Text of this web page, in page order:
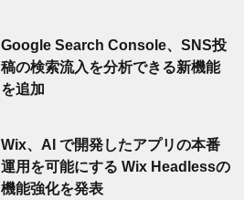
Google Search Console、SNS投
稿の検索流入を分析できる新機能
を追加
Wix、AI で開発したアプリの本番
運用を可能にする Wix Headlessの
機能強化を発表